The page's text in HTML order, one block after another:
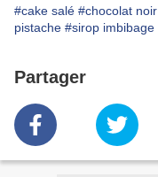
#cake salé #chocolat noir
pistache #sirop imbibage
Partager